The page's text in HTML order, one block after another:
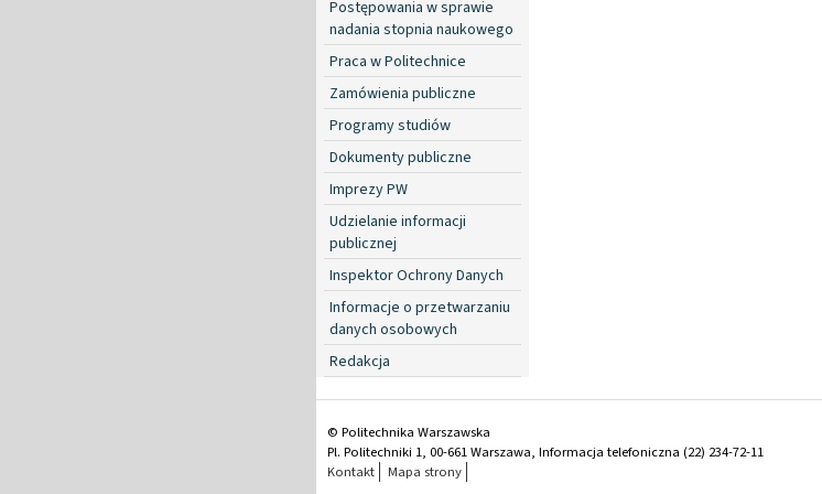
Postępowania w sprawie
nadania stopnia naukowego
Praca w Politechnice
Zamówienia publiczne
Programy studiów
Dokumenty publiczne
Imprezy PW
Udzielanie informacji
publicznej
Inspektor Ochrony Danych
Informacje o przetwarzaniu
danych osobowych
Redakcja
© Politechnika Warszawska
Pl. Politechniki 1, 00-661 Warszawa, Informacja telefoniczna (22) 234-72-11
Kontakt
Mapa strony